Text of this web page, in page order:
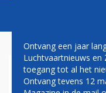
Ontvang een jaar
Luchtvaartnieuws en
toegang tot al het
Ontvang tevens 12